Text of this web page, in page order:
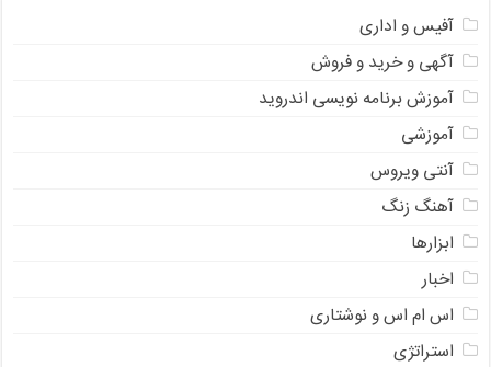
آفیس و اداری
آگهی و خرید و فروش
آموزش برنامه نویسی اندروید
آموزشی
آنتی ویروس
آهنگ زنگ
ابزارها
اخبار
اس ام اس و نوشتاری
استراتژی